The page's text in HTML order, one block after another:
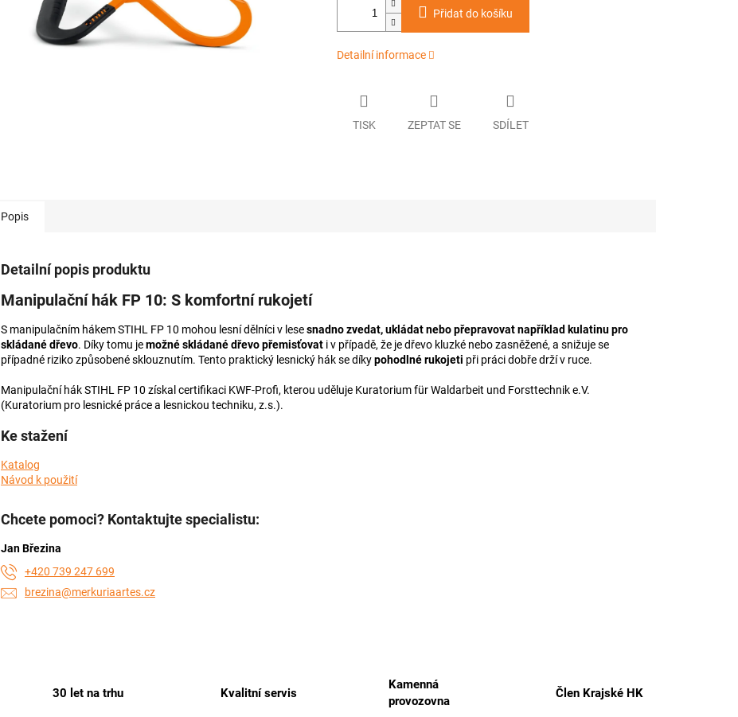
Přidat do košíku
Detailní informace
TISK ZEPTAT SE SDÍLET
30 let na trhu Kvalitní servis
Kamenná
provozovna
Člen Krajské HK
Popis
Detailní popis produktu
Manipulační hák FP 10: S komfortní rukojetí
S manipulačním hákem STIHL FP 10 mohou lesní dělníci v lesesnadno zvedat, ukládat nebo přepravovat například kulatinu pro
skládané dřevo. Díky tomu jemožné skládané dřevo přemisťovat i v případě, že je dřevo kluzké nebo zasněžené, a snižuje se
případné riziko způsobené sklouznutím. Tento praktický lesnický hák se díkypohodlné rukojeti při práci dobře drží v ruce.
Manipulační hák STIHL FP 10 získal certifikaci KWF-Profi, kterou uděluje Kuratorium für Waldarbeit und Forsttechnik e.V.
(Kuratorium pro lesnické práce a lesnickou techniku, z.s.).
Ke stažení
Katalog
Návod k použití
Chcete pomoci? Kontaktujte specialistu:
Jan Březina
+420 739 247 699
brezina@merkuriaartes.cz